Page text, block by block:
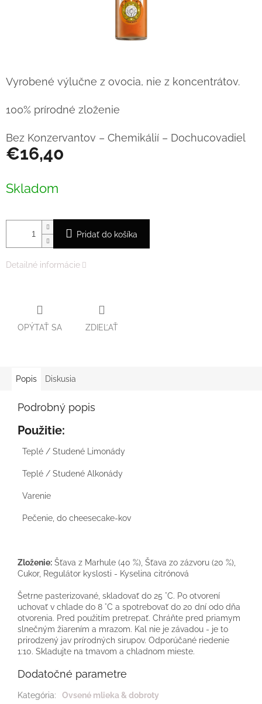
€16,40
cena:
Skladom
Pridať do košíka
Vyrobené výlučne z ovocia, nie z koncentrátov.
100% prírodné zloženie
Bez Konzervantov – Chemikálií – Dochucovadiel
Detailné informácie
OPÝTAŤ SA ZDIEĽAŤ
Popis Diskusia
Podrobný popis
Použitie:
Teplé / Studené Limonády
Teplé / Studené Alkonády
Varenie
Pečenie, do cheesecake-kov
Zloženie: Šťava z Marhule (40 %), Šťava zo zázvoru (20 %),
Cukor, Regulátor kyslosti - Kyselina citrónová
Šetrne pasterizované, skladovať do 25 °C. Po otvorení
uchovať v chlade do 8 °C a spotrebovať do 20 dní odo dňa
otvorenia. Pred použitím pretrepať. Chráňte pred priamym
slnečným žiarením a mrazom. Kal nie je závadou - je to
prirodzený jav prírodných sirupov. Odporúčané riedenie
1:10. Skladujte na tmavom a chladnom mieste.
Dodatočné parametre
Kategória:
Ovsené mlieka & dobroty